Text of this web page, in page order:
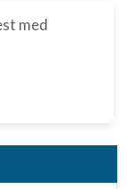
med